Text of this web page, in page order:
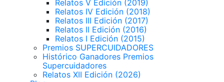
Relatos V Edición (2019)
Relatos IV Edición (2018)
Relatos III Edición (2017)
Relatos II Edición (2016)
Relatos I Edición (2015)
Premios SUPERCUIDADORES
Histórico Ganadores Premios
Supercuidadores
Relatos XII Edición (2026)